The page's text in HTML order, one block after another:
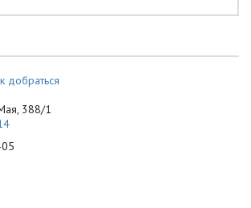
добраться
388/1